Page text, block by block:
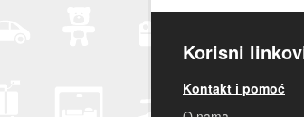
Korisni
Kontakt i pomoć